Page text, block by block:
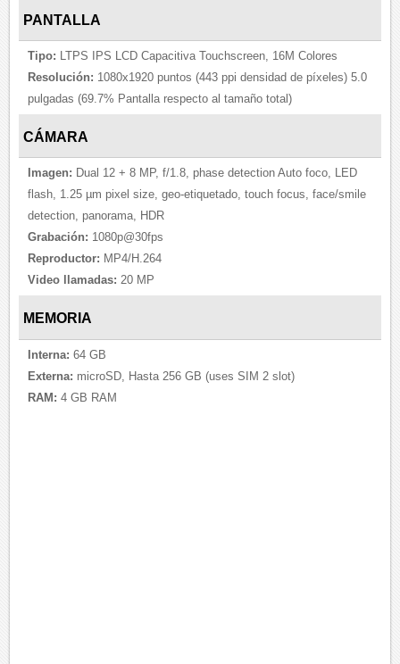
PANTALLA
Tipo: LTPS IPS LCD Capacitiva Touchscreen, 16M Colores
Resolución: 1080x1920 puntos (443 ppi densidad de píxeles) 5.0
pulgadas (69.7% Pantalla respecto al tamaño total)
CÁMARA
Imagen: Dual 12 + 8 MP, f/1.8, phase detection Auto foco, LED
flash, 1.25 µm pixel size, geo-etiquetado, touch focus, face/smile
detection, panorama, HDR
Grabación: 1080p@30fps
Reproductor: MP4/H.264
Video llamadas: 20 MP
MEMORIA
Interna: 64 GB
Externa: microSD, Hasta 256 GB (uses SIM 2 slot)
RAM: 4 GB RAM